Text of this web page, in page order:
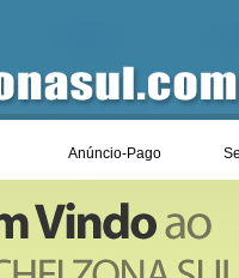
Anúncio-Pago